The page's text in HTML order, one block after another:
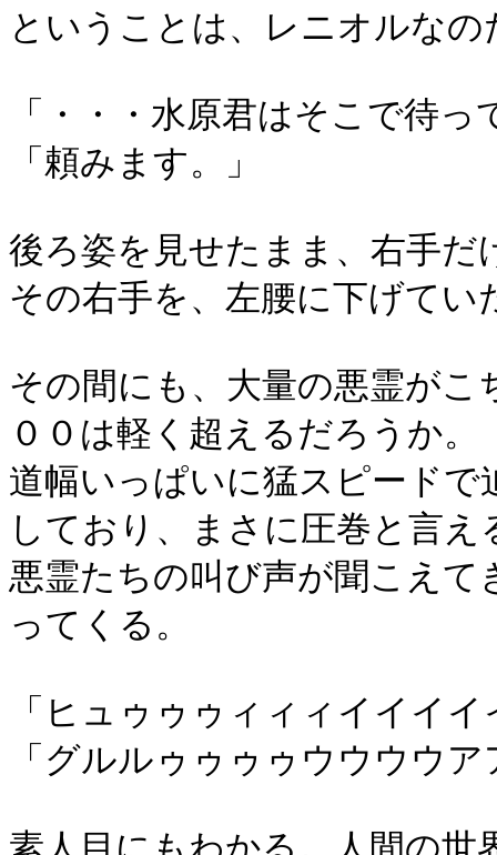
ということは、レニオルなの
「・・・水原君はそこで待
「頼みます。」
後ろ姿を見せたまま、右手
その右手を、左腰に下げて
その間にも、大量の悪霊が
００は軽く超えるだろうか。
道幅いっぱいに猛スピード
しており、まさに圧巻と言え
悪霊たちの叫び声が聞こえ
ってくる。
「ヒュゥゥゥィィィイイイ
「グルルゥゥゥゥウウウウ